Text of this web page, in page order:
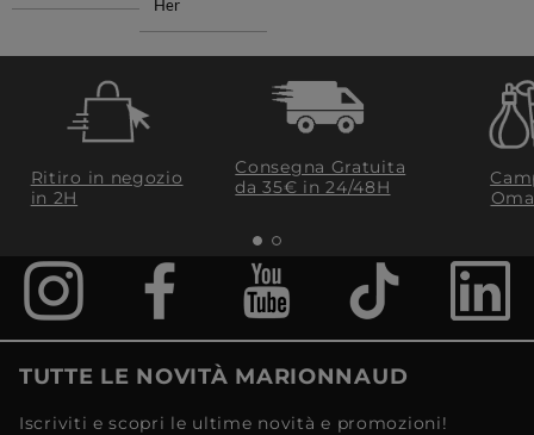
Her
Ritiro in negozio
in 2H
Consegna Gratuita
da 35€​ in 24/48H
TUTTE LE NOVITÀ MARIONNAUD
Iscriviti e scopri le ultime novità e promozioni!